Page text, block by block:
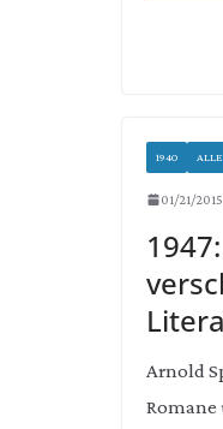
1940
01/21/2015
Arnold
Romane